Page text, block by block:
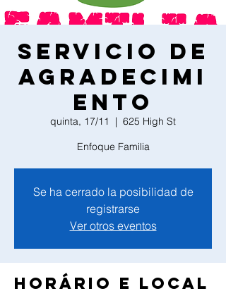
Servicio de
Agradecimi
ento
quinta, 17/11
  |
625 High St
Enfoque Familia
Se ha cerrado la posibilidad de
registrarse
Ver otros eventos
Horário e local